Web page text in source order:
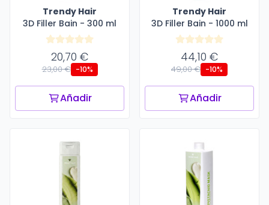
Trendy Hair
3D Filler Bain - 300 ml
20,70 €
23,00 € -10%
Añadir
Trendy Hair
3D Filler Bain - 1000 ml
44,10 €
49,00 € -10%
Añadir